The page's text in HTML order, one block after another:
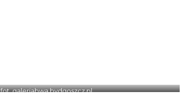
fot. galeriabwa.bydgoszcz.pl